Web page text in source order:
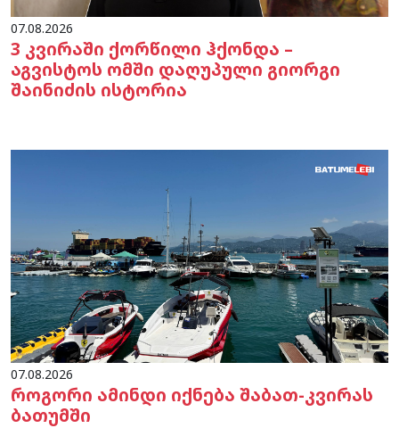
07.08.2026
3 კვირაში ქორწილი ჰქონდა –
აგვისტოს ომში დაღუპული გიორგი
შაინიძის ისტორია
07.08.2026
როგორი ამინდი იქნება შაბათ-კვირას
ბათუმში